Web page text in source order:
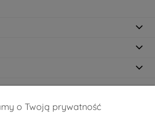
o Twoją prywatność